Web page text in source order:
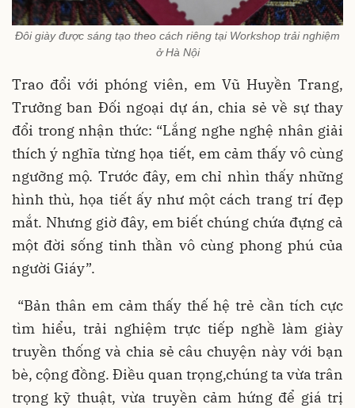
Đôi giày được sáng tạo theo cách riêng tại Workshop trải nghiệm
ở Hà Nội
Trao đổi với phóng viên, em Vũ Huyền Trang,
Trưởng ban Đối ngoại dự án, chia sẻ về sự thay
đổi trong nhận thức: “Lắng nghe nghệ nhân giải
thích ý nghĩa từng họa tiết, em cảm thấy vô cùng
ngưỡng mộ. Trước đây, em chỉ nhìn thấy những
hình thù, họa tiết ấy như một cách trang trí đẹp
mắt. Nhưng giờ đây, em biết chúng chứa đựng cả
một đời sống tinh thần vô cùng phong phú của
người Giáy”.
“Bản thân em cảm thấy thế hệ trẻ cần tích cực
tìm hiểu, trải nghiệm trực tiếp nghề làm giày
truyền thống và chia sẻ câu chuyện này với bạn
bè, cộng đồng. Điều quan trọng,chúng ta vừa trân
trọng kỹ thuật, vừa truyền cảm hứng để giá trị